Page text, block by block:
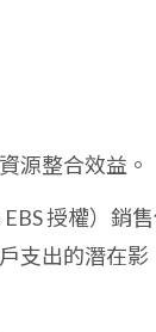
源整合效益。
授權）銷
支出的潛在影